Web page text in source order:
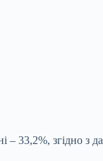
33,2%, згідно з